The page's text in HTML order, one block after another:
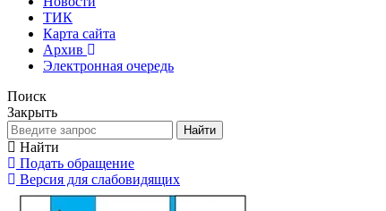
ТИК
Карта сайта
Архив
Электронная очередь
Поиск
Закрыть
Найти
Найти
Подать обращение
Версия для слабовидящих